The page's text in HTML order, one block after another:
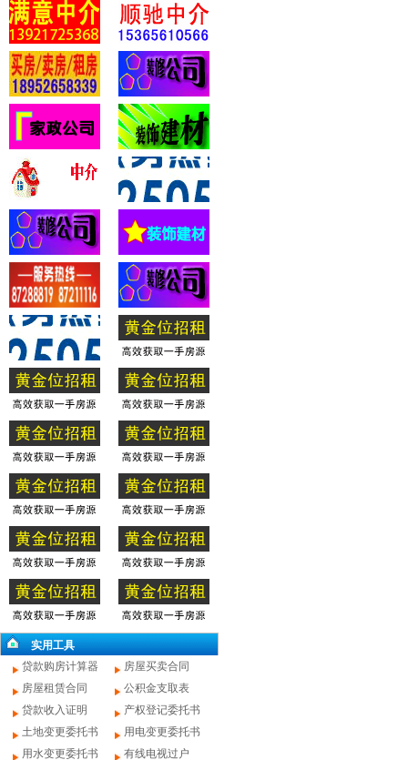
实用工具
贷款购房计算器
房屋买卖合同
房屋租赁合同
公积金支取表
贷款收入证明
产权登记委托书
土地变更委托书
用电变更委托书
用水变更委托书
有线电视过户